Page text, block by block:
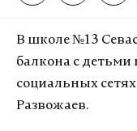
В школе №13
балкона с детьми
социальных
Развожаев.